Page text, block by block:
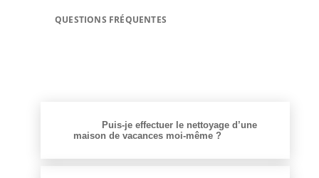
QUESTIONS FRÉQUENTES
Puis-je effectuer le nettoyage d’une
maison de vacances moi-même ?